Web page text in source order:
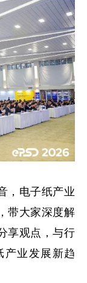
，电子纸产业
带大家深度解
享观点，与行
业发展新趋